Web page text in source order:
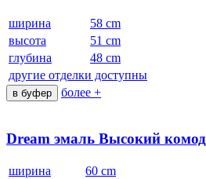
ширина
58 cm
высота
51 cm
глубина
48 cm
другие отделки доступны
в буфер более +
Dream эмаль Высокий комод
ширина
60 cm